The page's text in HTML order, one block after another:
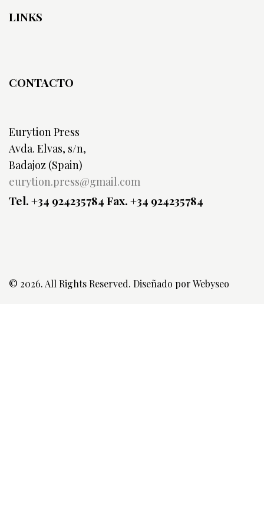
LINKS
CONTACTO
Eurytion Press
Avda. Elvas, s/n,
Badajoz (Spain)
eurytion.press@gmail.com
Tel. +34 924235784Fax. +34 924235784
© 2026. All Rights Reserved. Diseñado porWebyseo